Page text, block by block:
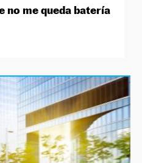
no me queda batería